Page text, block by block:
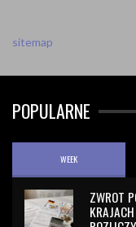
sitemap
POPULARNE
WEEK
ZWROT